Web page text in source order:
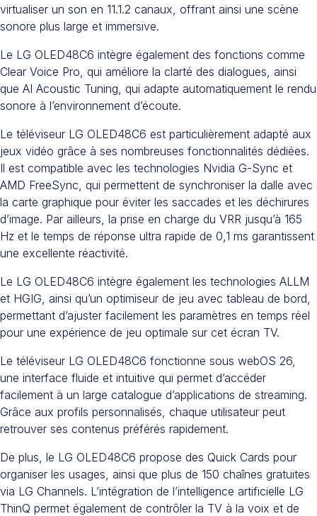
virtualiser un son en 11.1.2 canaux, offrant ainsi une scène
sonore plus large et immersive.
Le LG OLED48C6 intègre également des fonctions comme
Clear Voice Pro, qui améliore la clarté des dialogues, ainsi
que AI Acoustic Tuning, qui adapte automatiquement le rendu
sonore à l’environnement d’écoute.
Le téléviseur LG OLED48C6 est particulièrement adapté aux
jeux vidéo grâce à ses nombreuses fonctionnalités dédiées.
Il est compatible avec les technologies Nvidia G-Sync et
AMD FreeSync, qui permettent de synchroniser la dalle avec
la carte graphique pour éviter les saccades et les déchirures
d’image. Par ailleurs, la prise en charge du VRR jusqu’à 165
Hz et le temps de réponse ultra rapide de 0,1 ms garantissent
une excellente réactivité.
Le LG OLED48C6 intègre également les technologies ALLM
et HGIG, ainsi qu’un optimiseur de jeu avec tableau de bord,
permettant d’ajuster facilement les paramètres en temps réel
pour une expérience de jeu optimale sur cet écran TV.
Le téléviseur LG OLED48C6 fonctionne sous webOS 26,
une interface fluide et intuitive qui permet d’accéder
facilement à un large catalogue d’applications de streaming.
Grâce aux profils personnalisés, chaque utilisateur peut
retrouver ses contenus préférés rapidement.
De plus, le LG OLED48C6 propose des Quick Cards pour
organiser les usages, ainsi que plus de 150 chaînes gratuites
via LG Channels. L’intégration de l’intelligence artificielle LG
ThinQ permet également de contrôler la TV à la voix et de